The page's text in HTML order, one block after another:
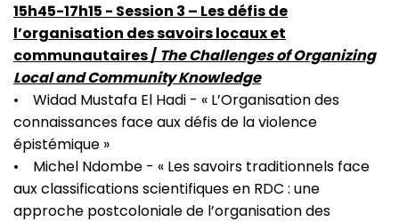
15h45-17h15 - Session 3 – Les défis de
l’organisation des savoirs locaux et
communautaires / The Challenges of Organizing
Local and Community Knowledge
• Widad Mustafa El Hadi - « L’Organisation des
connaissances face aux défis de la violence
épistémique »
• Michel Ndombe - « Les savoirs traditionnels face
aux classifications scientifiques en RDC : une
approche postcoloniale de l’organisation des